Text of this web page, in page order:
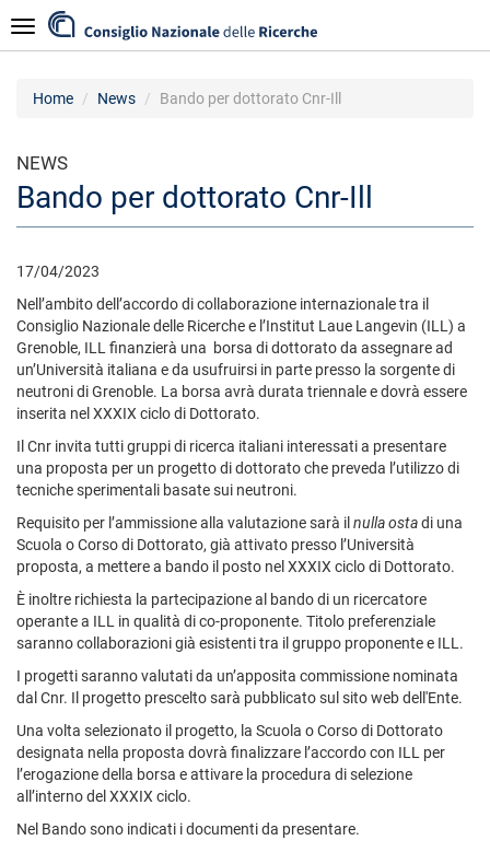
al
contenuto
Navigazione
Home News Bando per dottorato Cnr-Ill
NEWS
Bando per dottorato Cnr-Ill
17/04/2023
Nell’ambito dell’accordo di collaborazione internazionale tra il
Consiglio Nazionale delle Ricerche e l’Institut Laue Langevin (ILL) a
Grenoble, ILL finanzierà una borsa di dottorato da assegnare ad
un’Università italiana e da usufruirsi in parte presso la sorgente di
neutroni di Grenoble. La borsa avrà durata triennale e dovrà essere
inserita nel XXXIX ciclo di Dottorato.
Il Cnr invita tutti gruppi di ricerca italiani interessati a presentare
una proposta per un progetto di dottorato che preveda l’utilizzo di
tecniche sperimentali basate sui neutroni.
Requisito per l’ammissione alla valutazione sarà il nulla ostadi una
Scuola o Corso di Dottorato, già attivato presso l’Università
proposta, a mettere a bando il posto nel XXXIX ciclo di Dottorato.
È inoltre richiesta la partecipazione al bando di un ricercatore
operante a ILL in qualità di co-proponente. Titolo preferenziale
saranno collaborazioni già esistenti tra il gruppo proponente e ILL.
I progetti saranno valutati da un’apposita commissione nominata
dal Cnr. Il progetto prescelto sarà pubblicato sul sito web dell'Ente.
Una volta selezionato il progetto, la Scuola o Corso di Dottorato
designata nella proposta dovrà finalizzare l’accordo con ILL per
l’erogazione della borsa e attivare la procedura di selezione
all’interno del XXXIX ciclo.
Nel Bando sono indicati i documenti da presentare.